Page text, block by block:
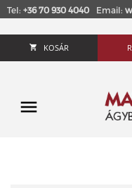
Tel: +36 70 930 4040 Email:
KOSÁR